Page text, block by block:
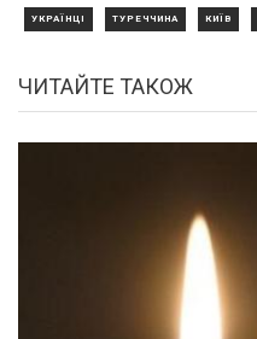
УКРАЇНЦІ ТУРЕЧЧИНА КИЇВ
ЧИТАЙТЕ ТАКОЖ